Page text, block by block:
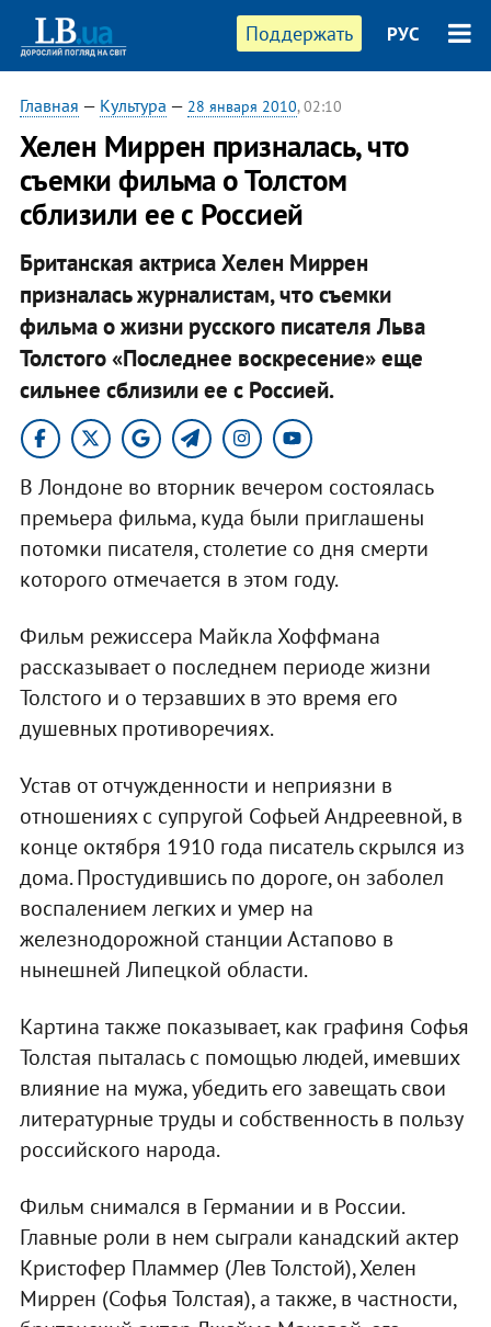
Поддержать РУС
Главная — Культура — 28 января 2010, 02:10
Хелен Миррен призналась, что
съемки фильма о Толстом
сблизили ее с Россией
Британская актриса Хелен Миррен
призналась журналистам, что съемки
фильма о жизни русского писателя Льва
Толстого «Последнее воскресение» еще
сильнее сблизили ее с Россией.
В Лондоне во вторник вечером состоялась
премьера фильма, куда были приглашены
потомки писателя, столетие со дня смерти
которого отмечается в этом году.
Фильм режиссера Майкла Хоффмана
рассказывает о последнем периоде жизни
Толстого и о терзавших в это время его
душевных противоречиях.
Устав от отчужденности и неприязни в
отношениях с супругой Софьей Андреевной, в
конце октября 1910 года писатель скрылся из
дома. Простудившись по дороге, он заболел
воспалением легких и умер на
железнодорожной станции Астапово в
нынешней Липецкой области.
Картина также показывает, как графиня Софья
Толстая пыталась с помощью людей, имевших
влияние на мужа, убедить его завещать свои
литературные труды и собственность в пользу
российского народа.
Фильм снимался в Германии и в России.
Главные роли в нем сыграли канадский актер
Кристофер Пламмер (Лев Толстой), Хелен
Миррен (Софья Толстая), а также, в частности,